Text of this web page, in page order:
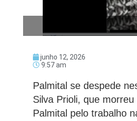
junho 12, 2026
9:57 am
Palmital se despede
Silva Prioli, que
Palmital pelo trabalho